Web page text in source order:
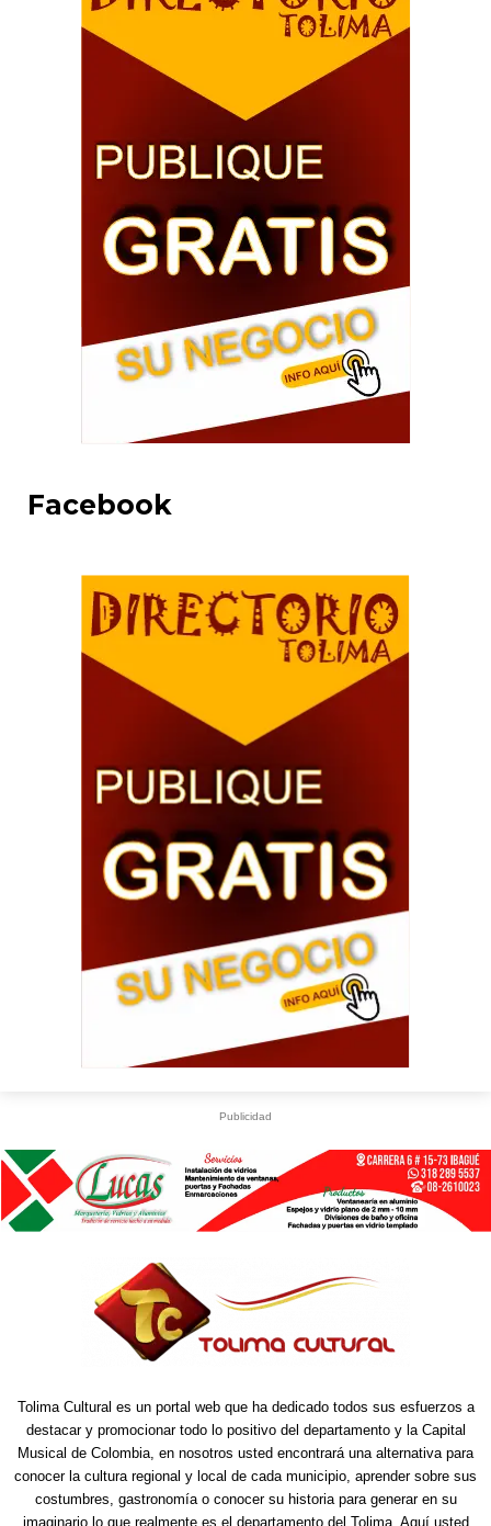
Facebook
Publicidad
Tolima Cultural es un portal web que ha dedicado todos sus esfuerzos a
destacar y promocionar todo lo positivo del departamento y la Capital
Musical de Colombia, en nosotros usted encontrará una alternativa para
conocer la cultura regional y local de cada municipio, aprender sobre sus
costumbres, gastronomía o conocer su historia para generar en su
imaginario lo que realmente es el departamento del Tolima. Aquí usted